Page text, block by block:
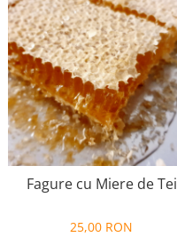
Fagure cu Miere de Tei
25,00 RON